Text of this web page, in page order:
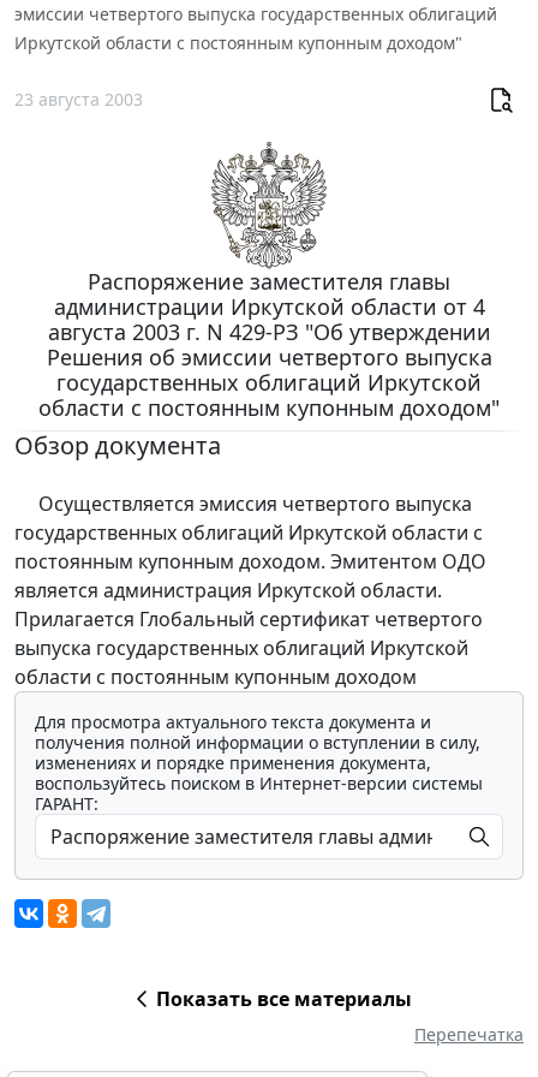
эмиссии четвертого выпуска государственных облигаций
Иркутской области с постоянным купонным доходом"
23 августа 2003
Распоряжение заместителя главы
администрации Иркутской области от 4
августа 2003 г. N 429-РЗ "Об утверждении
Решения об эмиссии четвертого выпуска
государственных облигаций Иркутской
области с постоянным купонным доходом"
Обзор документа
Осуществляется эмиссия четвертого выпуска
государственных облигаций Иркутской области с
постоянным купонным доходом. Эмитентом ОДО
является администрация Иркутской области.
Прилагается Глобальный сертификат четвертого
выпуска государственных облигаций Иркутской
области с постоянным купонным доходом
Для просмотра актуального текста документа и
получения полной информации о вступлении в силу,
изменениях и порядке применения документа,
воспользуйтесь поиском в Интернет-версии системы
ГАРАНТ:
Показать все материалы
Перепечатка